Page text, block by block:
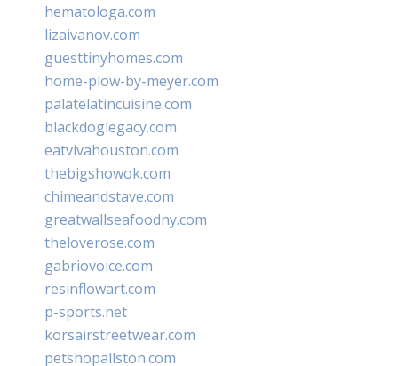
hematologa.com
lizaivanov.com
guesttinyhomes.com
home-plow-by-meyer.com
palatelatincuisine.com
blackdoglegacy.com
eatvivahouston.com
thebigshowok.com
chimeandstave.com
greatwallseafoodny.com
theloverose.com
gabriovoice.com
resinflowart.com
p-sports.net
korsairstreetwear.com
petshopallston.com